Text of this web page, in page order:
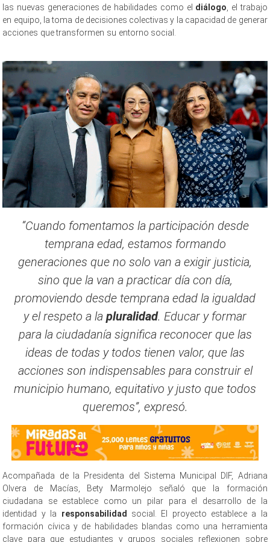
las nuevas generaciones de habilidades como el diálogo , el trabajo
en equipo, la toma de decisiones colectivas y la capacidad de generar
acciones que transformen su entorno social.
“Cuando fomentamos la participación desde
temprana edad, estamos formando
generaciones que no solo van a exigir justicia,
sino que la van a practicar día con día,
promoviendo desde temprana edad la igualdad
y el respeto a la pluralidad. Educar y formar
para la ciudadanía significa reconocer que las
ideas de todas y todos tienen valor, que las
acciones son indispensables para construir el
municipio humano, equitativo y justo que todos
queremos”, expresó.
Acompañada de la Presidenta del Sistema Municipal DIF, Adriana
Olvera de Macías, Bety Marmolejo señaló que la formación
ciudadana se establece como un pilar para el desarrollo de la
identidad y la responsabilidad social. El proyecto establece a la
formación cívica y de habilidades blandas como una herramienta
clave para que estudiantes y grupos sociales reflexionen sobre